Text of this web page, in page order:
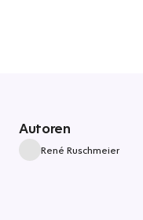
Autoren
René Ruschmeier